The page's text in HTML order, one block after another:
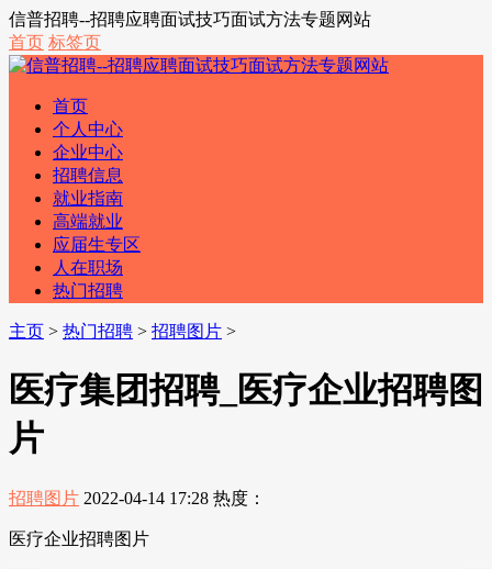
信普招聘--招聘应聘面试技巧面试方法专题网站
首页 标签页
首页
个人中心
企业中心
招聘信息
就业指南
高端就业
应届生专区
人在职场
热门招聘
主页 > 热门招聘 > 招聘图片 >
医疗集团招聘_医疗企业招聘图
片
招聘图片 2022-04-14 17:28 热度：
医疗企业招聘图片